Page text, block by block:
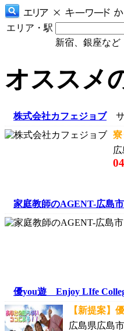
エリア・駅
新宿、銀座など
オススメ
株式会社カフェジョブサ
家庭教師のAGENT-広島市
優you遊 Enjoy LIfe
【新提案】
広島県広島